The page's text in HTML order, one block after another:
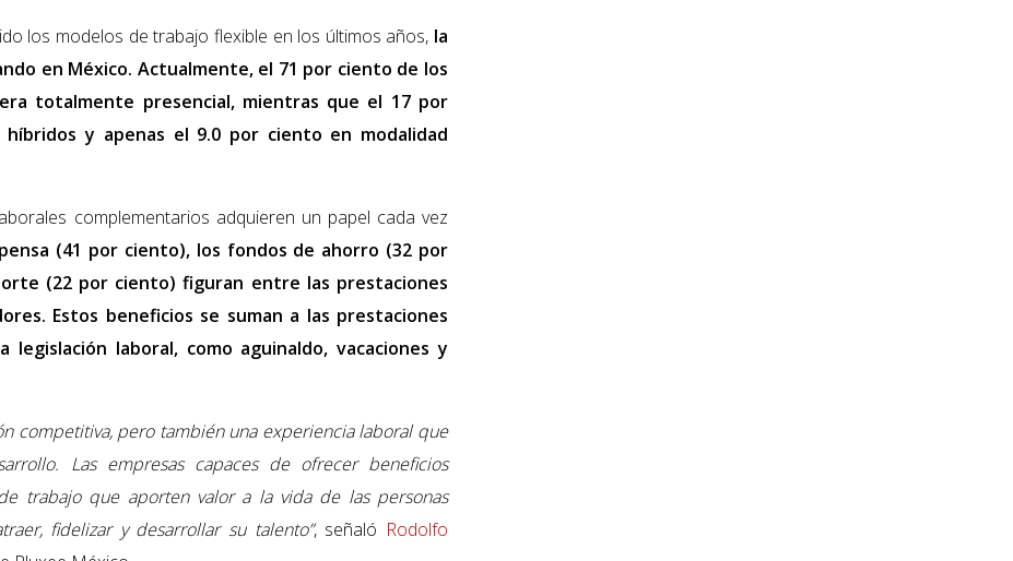
los modelos de trabajo flexible en los últimos años, la
en México. Actualmente, el 71 por ciento de los
totalmente presencial, mientras que el 17 por
y apenas el 9.0 por ciento en modalidad
complementarios adquieren un papel cada vez
(41 por ciento), los fondos de ahorro (32 por
(22 por ciento) figuran entre las prestaciones
Estos beneficios se suman a las prestaciones
legislación laboral, como aguinaldo, vacaciones y
competitiva, pero también una experiencia laboral que
Las empresas capaces de ofrecer beneficios
trabajo que aporten valor a la vida de las personas
fidelizar y desarrollar su talento”, señaló Rodolfo